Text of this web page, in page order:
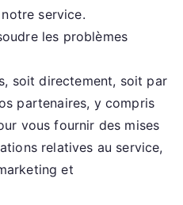
service.
les problèmes
soit directement, soit par
partenaires, y compris
vous fournir des mises
relatives au service,
et